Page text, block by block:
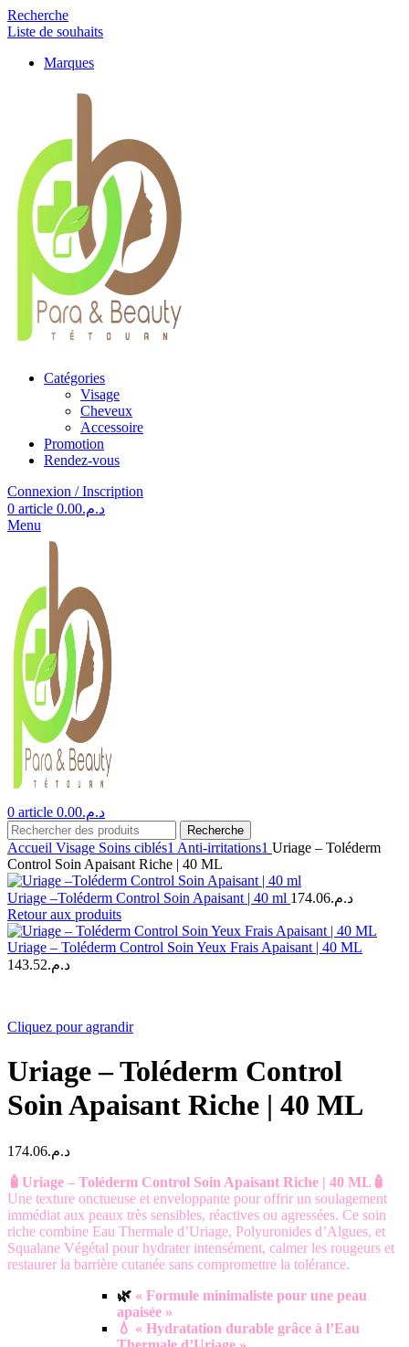
Recherche
Liste de souhaits
Marques
Catégories
Visage
Cheveux
Accessoire
Promotion
Rendez-vous
Connexion / Inscription
0 article د.م.0.00
Menu
0 article د.م.0.00
Recherche
Accueil Visage Soins ciblés1 Anti-irritations1 Uriage – Toléderm
Control Soin Apaisant Riche | 40 ML
Uriage –Toléderm Control Soin Apaisant | 40 ml د.م.174.06
Retour aux produits
Uriage – Toléderm Control Soin Yeux Frais Apaisant | 40 ML
د.م.143.52
Cliquez pour agrandir
Uriage – Toléderm Control
Soin Apaisant Riche | 40 ML
د.م.174.06
🧴Uriage – Toléderm Control Soin Apaisant Riche | 40 ML🧴
Une texture onctueuse et enveloppante pour offrir un soulagement
immédiat aux peaux très sensibles, réactives ou agressées. Ce soin
riche combine Eau Thermale d’Uriage, Polyuronides d’Algues, et
Squalane Végétal pour hydrater intensément, calmer les rougeurs et
restaurer la barrière cutanée sans compromettre la tolérance.
🌿 « Formule minimaliste pour une peau
apaisée »
💧 « Hydratation durable grâce à l’Eau